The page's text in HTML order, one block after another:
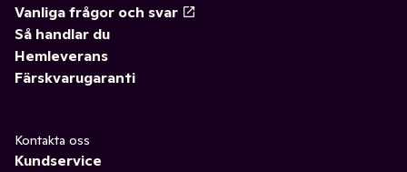
Vanliga frågor och svar
Så handlar du
Hemleverans
Färskvarugaranti
Kontakta oss
Kundservice